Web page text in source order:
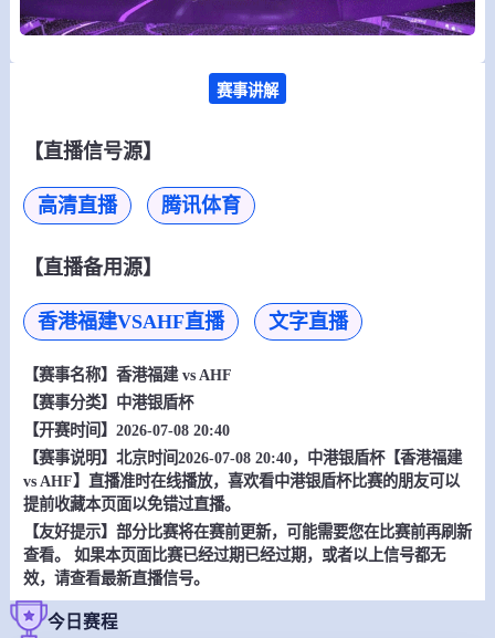
赛事讲解
【直播信号源】
高清直播 腾讯体育
【直播备用源】
香港福建VSAHF直播 文字直播
【赛事名称】 香港福建 vs AHF
【赛事分类】 中港银盾杯
【开赛时间】2026-07-08 20:40
【赛事说明】北京时间2026-07-08 20:40，中港银盾杯【香港福建
vs AHF】直播准时在线播放，喜欢看中港银盾杯比赛的朋友可以
提前收藏本页面以免错过直播。
【友好提示】部分比赛将在赛前更新，可能需要您在比赛前再刷新
查看。 如果本页面比赛已经过期已经过期，或者以上信号都无
效，请查看最新直播信号。
今日赛程